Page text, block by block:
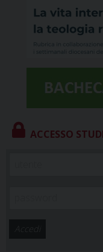
ACCESSO